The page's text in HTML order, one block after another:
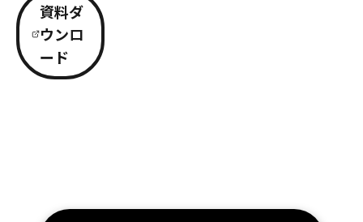
資料ダ
ウンロ
ード